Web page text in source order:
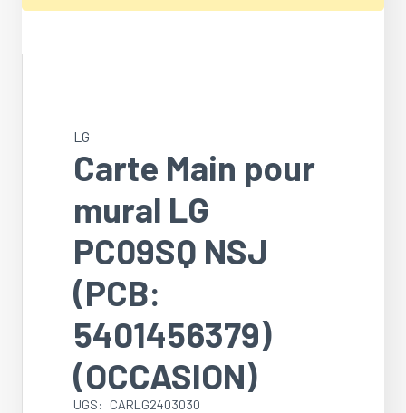
LG
Carte Main pour
mural LG
PC09SQ NSJ
(PCB:
5401456379)
(OCCASION)
UGS: CARLG2403030